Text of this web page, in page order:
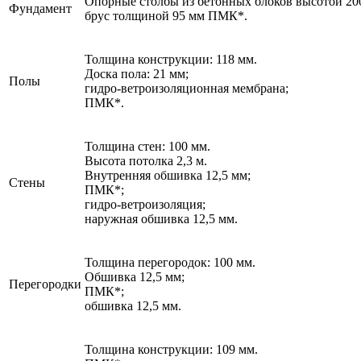
Фундамент
брус толщиной 95 мм ПМК*.
Полы
Толщина конструкции: 118 мм.
Доска пола: 21 мм;
гидро-ветроизоляционная мембрана;
ПМК*.
Стены
Толщина стен: 100 мм.
Высота потолка 2,3 м.
Внутренняя обшивка 12,5 мм;
ПМК*;
гидро-ветроизоляция;
наружная обшивка 12,5 мм.
Перегородки
Толщина перегородок: 100 мм.
Обшивка 12,5 мм;
ПМК*;
обшивка 12,5 мм.
Толщина конструкции: 109 мм.